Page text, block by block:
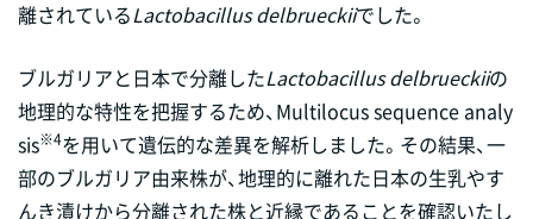
離されているLactobacillus delbrueckiiでした。
ブルガリアと日本で分離したLactobacillus delbrueckiiの
地理的な特性を把握するため、Multilocus sequence analy
sis※4を用いて遺伝的な差異を解析しました。その結果、一
部のブルガリア由来株が、地理的に離れた日本の生乳やす
んき漬けから分離された株と近縁であることを確認いたし